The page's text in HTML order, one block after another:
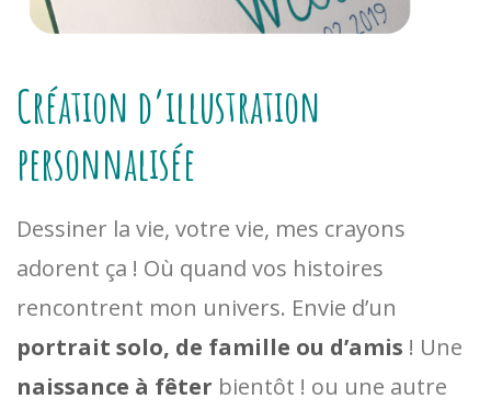
Création d’illustration
personnalisée
Dessiner la vie, votre vie, mes crayons
adorent ça ! Où quand vos histoires
rencontrent mon univers. Envie d’un
portrait solo, de famille ou d’amis ! Une
naissance à fêter bientôt ! ou une autre